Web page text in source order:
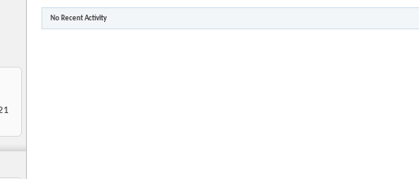
No Recent Activity